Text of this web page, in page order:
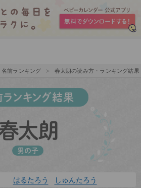
前ランキング 春太朗の読み方・ランキング結果
ランキング結果
太朗
男の子
はるたろう しゅんたろう